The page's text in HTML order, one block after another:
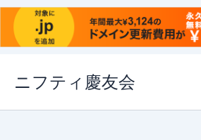
ス
ニフティ慶友会